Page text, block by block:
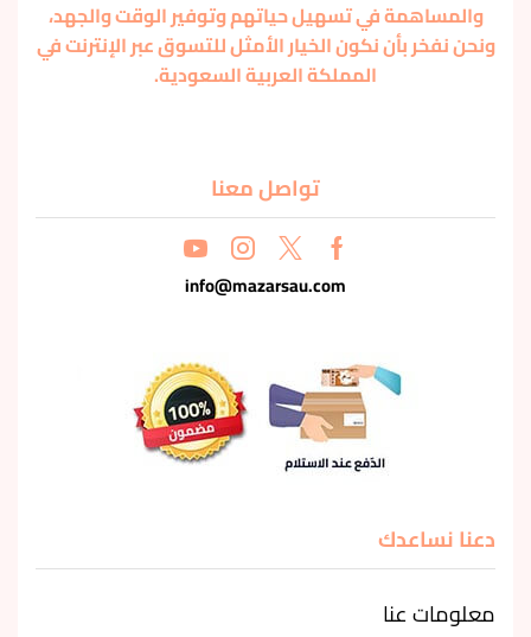
والمساهمة في تسهيل حياتهم وتوفير الوقت والجهد،
ونحن نفخر بأن نكون الخيار الأمثل للتسوق عبر الإنترنت في
المملكة العربية السعودية.
تواصل معنا
info@mazarsau.com
دعنا نساعدك
معلومات عنا